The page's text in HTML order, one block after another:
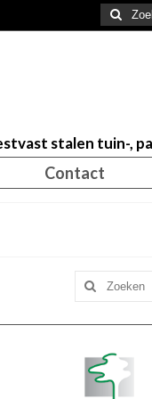
Zoeken
naar:
stalen tuin-,
Contact
Zoeken
naar: